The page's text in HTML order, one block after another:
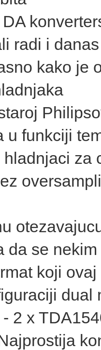
radi i
kako je
u funkciji
za
da se
koji
dual
2 x